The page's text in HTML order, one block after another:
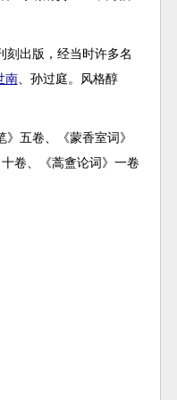
刻出版，经当时许多名
南、孙过庭。风格醇
五卷、《蒙香室词》
卷、《蒿盦论词》一卷